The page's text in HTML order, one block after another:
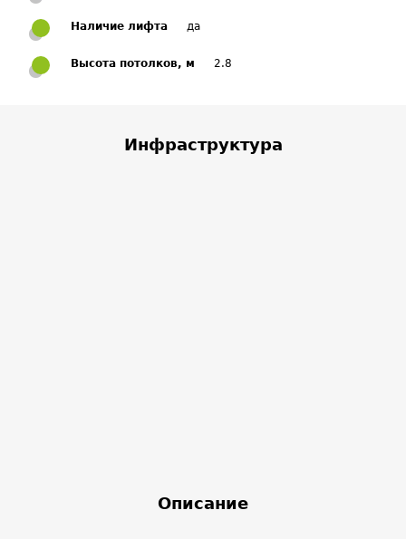
Наличие лифта да
Высота потолков, м 2.8
Инфраструктура
Описание